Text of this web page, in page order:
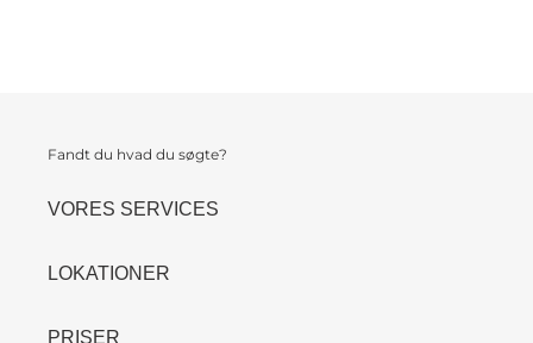
Fandt du hvad du søgte?
VORES SERVICES
LOKATIONER
PRISER